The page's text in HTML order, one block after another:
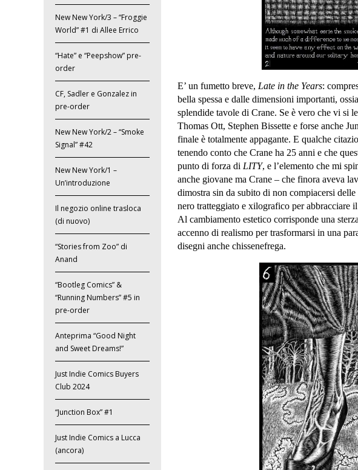
E’ un fumetto breve, Late in the Years:
bella spessa e dalle dimensioni importanti,
splendide tavole di Crane. Se è vero che vi si
Thomas Ott, Stephen Bissette e forse anche
finale è totalmente appagante. E qualche
tenendo conto che Crane ha 25 anni e che
punto di forza di LITY, e l’elemento che mi
anche giovane ma Crane – che finora aveva
dimostra sin da subito di non compiacersi
nero tratteggiato e xilografico per abbracciare
Al cambiamento estetico corrisponde una
accenno di realismo per trasformarsi in una
disegni anche chissenefrega.
New New York/3 – “Froggie
World” #1 di Allee Errico
“Hate” e “Peepshow” pre-
order
CF, Sadler e Gonzalez in
pre-order
New New York/2 – “Smoke
Signal” #42
New New York/1 –
Un’introduzione
Il negozio online trasloca
(di nuovo)
“Stories from Zoo” di
Anand
“Bootleg Comics” &
“Running Numbers” #5 in
pre-order
Anteprima “Good Night
and Sweet Dreams!”
Just Indie Comics Buyers
Club 2024
“Junction Box” #1
Just Indie Comics a Lucca
(ancora)